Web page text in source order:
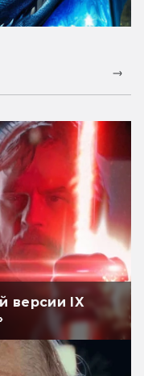
версии IX